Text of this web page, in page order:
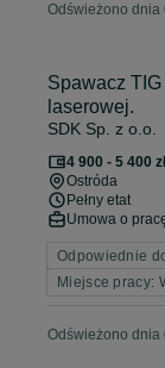
Odświeżono dnia
Spawacz
laserowej.
SDK Sp. z o.o.
4 900 - 5 400
Ostróda
Pełny etat
Umowa o
Odpowiednie
Miejsce pracy:
Odświeżono dnia